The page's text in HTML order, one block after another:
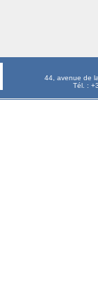
44, avenue de
Tél. :